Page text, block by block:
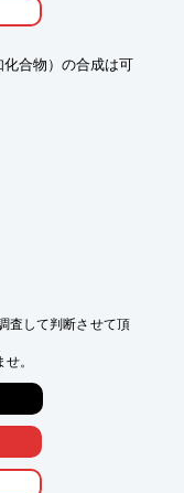
合物）の合成は可
査して判断させて頂
。